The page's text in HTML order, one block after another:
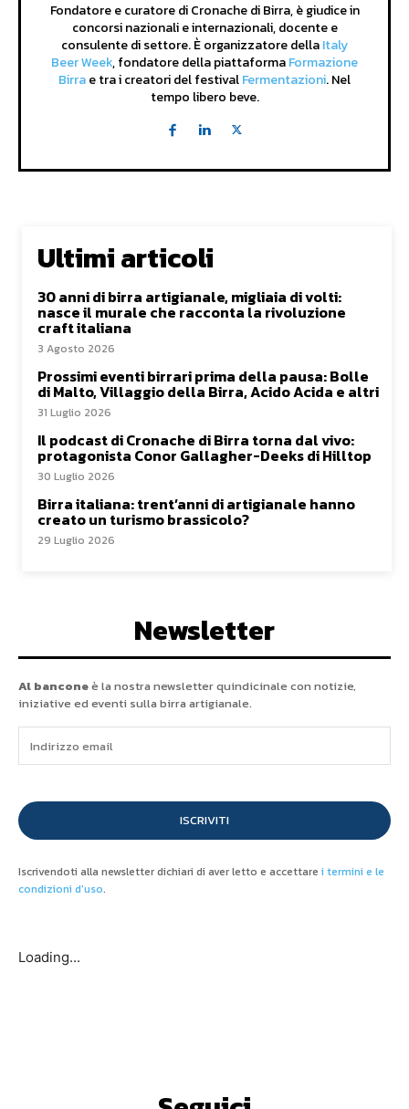
Fondatore e curatore di Cronache di Birra, è giudice in
concorsi nazionali e internazionali, docente e
consulente di settore. È organizzatore dellaItaly
Beer Week, fondatore della piattaformaFormazione
Birrae tra i creatori del festivalFermentazioni. Nel
tempo libero beve.
Ultimi articoli
30 anni di birra artigianale, migliaia di volti:
nasce il murale che racconta la rivoluzione
craft italiana
3 Agosto 2026
Prossimi eventi birrari prima della pausa: Bolle
di Malto, Villaggio della Birra, Acido Acida e altri
31 Luglio 2026
Il podcast di Cronache di Birra torna dal vivo:
protagonista Conor Gallagher-Deeks di Hilltop
30 Luglio 2026
Birra italiana: trent’anni di artigianale hanno
creato un turismo brassicolo?
29 Luglio 2026
Newsletter
Al banconeè la nostra newsletter quindicinale con notizie,
iniziative ed eventi sulla birra artigianale.
ISCRIVITI
Iscrivendoti alla newsletter dichiari di aver letto e accettare i termini e le
condizioni d'uso.
Loading...